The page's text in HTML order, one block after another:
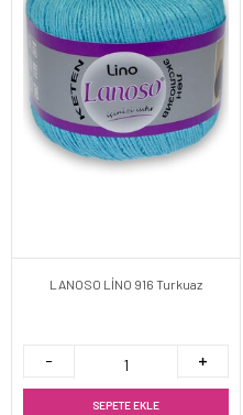
LANOSO LİNO 916 Turkuaz
SEPETE EKLE